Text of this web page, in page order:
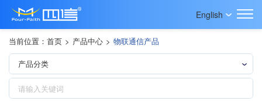
English
当前位置： 首页 > 产品中心 > 物联通信产品